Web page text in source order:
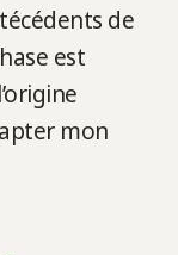
de
est
mon